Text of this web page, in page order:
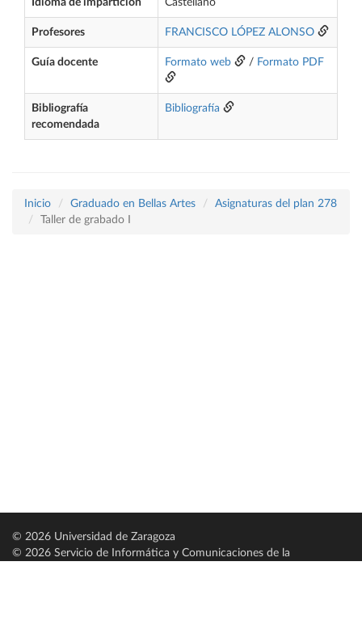
Idioma de impartición Castellano
Profesores FRANCISCO LÓPEZ ALONSO
Guía docente Formato web / Formato PDF
Bibliografía
recomendada
Bibliografía
Inicio Graduado en Bellas Artes
Asignaturas del plan 278
Taller de grabado I
© 2026 Universidad de Zaragoza
© 2026 Servicio de Informática y Comunicaciones de la